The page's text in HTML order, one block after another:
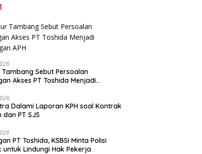
Sebut Persoalan
Akses PT Toshida Menjadi
Dalami Laporan KPH soal Kontrak
dan PT SJS
PT Toshida, KSBSI Minta Polisi
untuk Lindungi Hak Pekerja